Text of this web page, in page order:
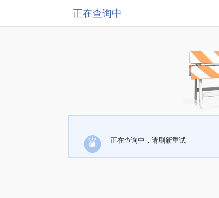
正在查询中
正在查询中，请刷新重试